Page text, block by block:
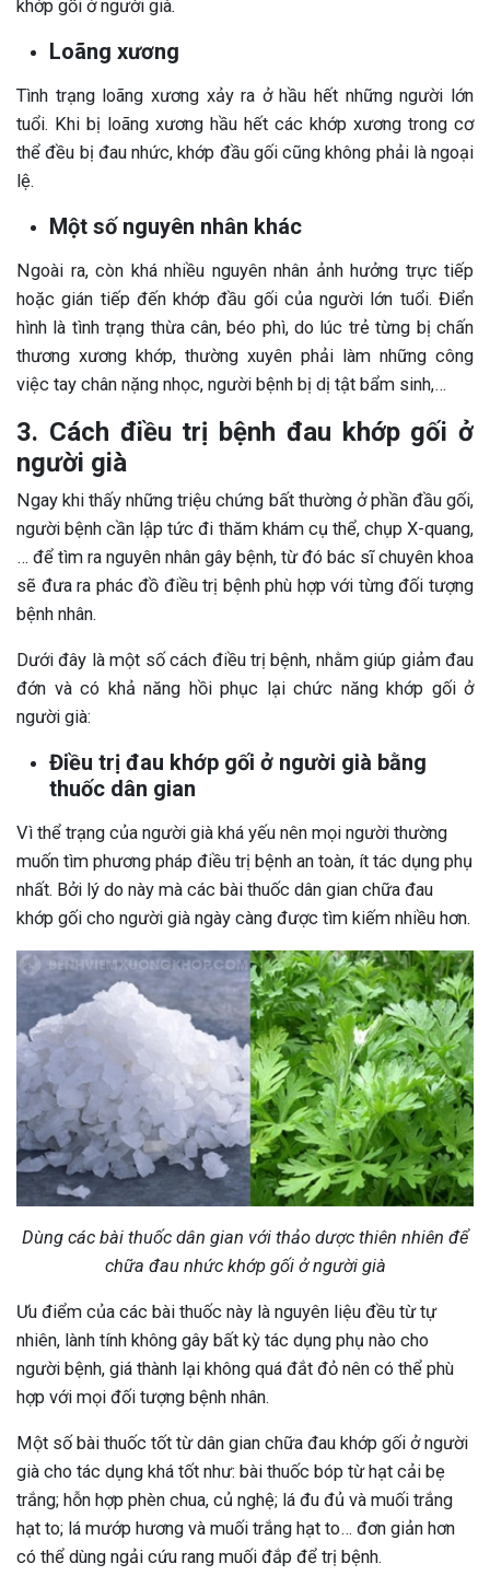
khớp gối ở người già.
Loãng xương
Tình trạng loãng xương xảy ra ở hầu hết những người lớn
tuổi. Khi bị loãng xương hầu hết các khớp xương trong cơ
thể đều bị đau nhức, khớp đầu gối cũng không phải là ngoại
lệ.
Một số nguyên nhân khác
Ngoài ra, còn khá nhiều nguyên nhân ảnh hưởng trực tiếp
hoặc gián tiếp đến khớp đầu gối của người lớn tuổi. Điển
hình là tình trạng thừa cân, béo phì, do lúc trẻ từng bị chấn
thương xương khớp, thường xuyên phải làm những công
việc tay chân nặng nhọc, người bệnh bị dị tật bẩm sinh,…
3. Cách điều trị bệnh đau khớp gối ở
người già
Ngay khi thấy những triệu chứng bất thường ở phần đầu gối,
người bệnh cần lập tức đi thăm khám cụ thể, chụp X-quang,
… để tìm ra nguyên nhân gây bệnh, từ đó bác sĩ chuyên khoa
sẽ đưa ra phác đồ điều trị bệnh phù hợp với từng đối tượng
bệnh nhân.
Dưới đây là một số cách điều trị bệnh, nhằm giúp giảm đau
đớn và có khả năng hồi phục lại chức năng khớp gối ở
người già:
Điều trị đau khớp gối ở người già bằng
thuốc dân gian
Vì thể trạng của người già khá yếu nên mọi người thường
muốn tìm phương pháp điều trị bệnh an toàn, ít tác dụng phụ
nhất. Bởi lý do này mà các bài thuốc dân gian chữa đau
khớp gối cho người già ngày càng được tìm kiếm nhiều hơn.
Dùng các bài thuốc dân gian với thảo dược thiên nhiên để
chữa đau nhức khớp gối ở người già
Ưu điểm của các bài thuốc này là nguyên liệu đều từ tự
nhiên, lành tính không gây bất kỳ tác dụng phụ nào cho
người bệnh, giá thành lại không quá đắt đỏ nên có thể phù
hợp với mọi đối tượng bệnh nhân.
Một số bài thuốc tốt từ dân gian chữa đau khớp gối ở người
già cho tác dụng khá tốt như: bài thuốc bóp từ hạt cải bẹ
trắng; hỗn hợp phèn chua, củ nghệ; lá đu đủ và muối trắng
hạt to; lá mướp hương và muối trắng hạt to… đơn giản hơn
có thể dùng ngải cứu rang muối đắp để trị bệnh.